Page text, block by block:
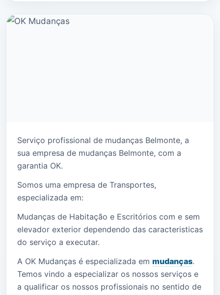
Serviço profissional de mudanças Belmonte, a
sua empresa de mudanças Belmonte, com a
garantia OK.
Somos uma empresa de Transportes,
especializada em:
Mudanças de Habitação e Escritórios com e sem
elevador exterior dependendo das caracteristicas
do serviço a executar.
A OK Mudanças é especializada em mudanças.
Temos vindo a especializar os nossos serviços e
a qualificar os nossos profissionais no sentido de